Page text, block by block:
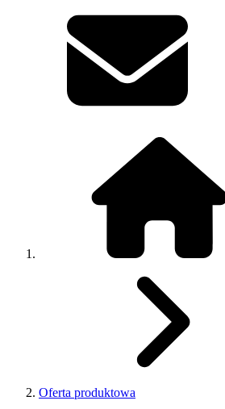
Oferta produktowa